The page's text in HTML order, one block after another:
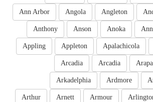
Angleton
Angola
Ann Arbor
Anoka
Anson
Anthony
Apalachicola
Appleton
Appling
Arcadia
Arcadia
Ardmore
Arkadelphia
Armour
Arnett
Arthur